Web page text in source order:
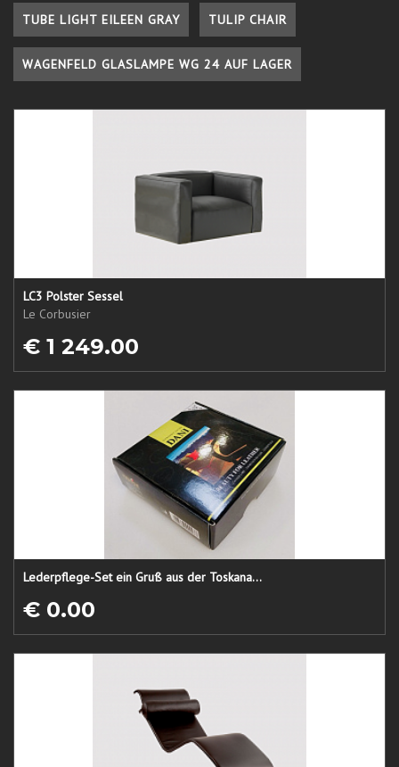
TUBE LIGHT EILEEN GRAY TULIP CHAIR
WAGENFELD GLASLAMPE WG 24 AUF LAGER
LC3 Polster Sessel
Le Corbusier
€ 1 249.00
Lederpflege-Set ein Gruß aus der Toskana...
€ 0.00